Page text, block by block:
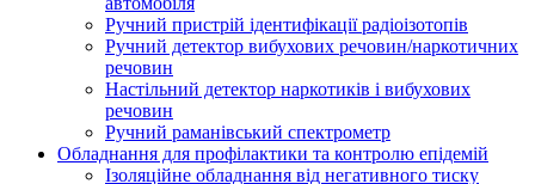
Ручний пристрій ідентифікації радіоізотопів
Ручний детектор вибухових речовин/наркотичних
речовин
Настільний детектор наркотиків і вибухових
речовин
Ручний раманівський спектрометр
Обладнання для профілактики та контролю епідемій
Ізоляційне обладнання від негативного тиску